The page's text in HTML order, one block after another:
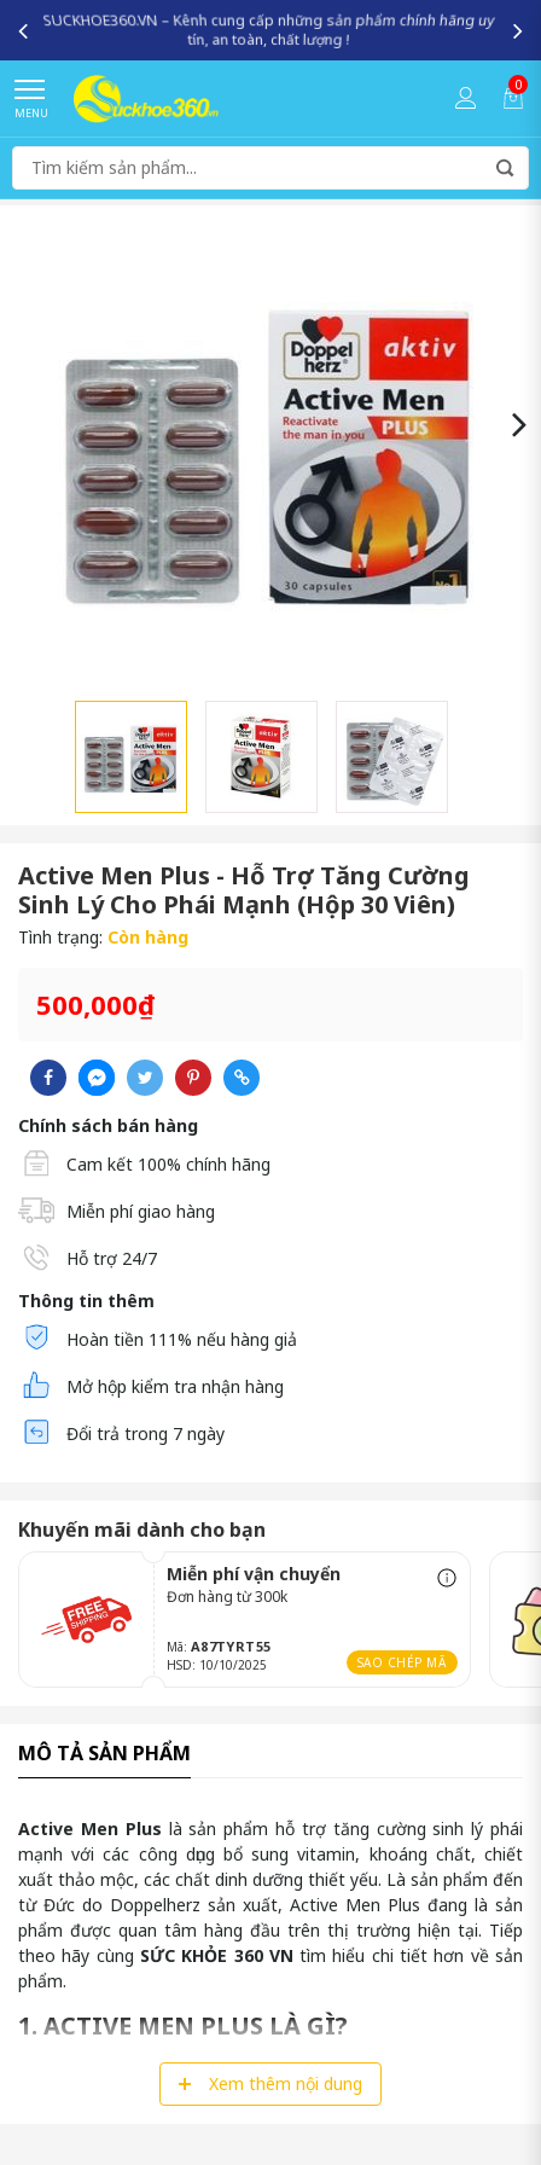
SUCKHOE360.VN – Kênh cung cấp những sản phẩm chính hãng uy
tín, an toàn, chất lượng !
MENU
0
Active Men Plus - Hỗ Trợ Tăng Cường
Sinh Lý Cho Phái Mạnh (Hộp 30 Viên)
Tình trạng: Còn hàng
500,000₫
Chính sách bán hàng
Cam kết 100% chính hãng
Miễn phí giao hàng
Hỗ trợ 24/7
Thông tin thêm
Hoàn tiền 111% nếu hàng giả
Mở hộp kiểm tra nhận hàng
Đổi trả trong 7 ngày
Khuyến mãi dành cho bạn
Miễn phí vận chuyển
Đơn hàng từ 300k
Mã: A87TYRT55
HSD: 10/10/2025 SAO CHÉP MÃ
MÔ TẢ SẢN PHẨM
Active Men Plus là sản phẩm hỗ trợ tăng cường sinh lý phái
mạnh với các công dụng bổ sung vitamin, khoáng chất, chiết
xuất thảo mộc, các chất dinh dưỡng thiết yếu. Là sản phẩm đến
từ Đức do Doppelherz sản xuất, Active Men Plus đang là sản
phẩm được quan tâm hàng đầu trên thị trường hiện tại. Tiếp
theo hãy cùng SỨC KHỎE 360 VN tìm hiểu chi tiết hơn về sản
phẩm.
1. ACTIVE MEN PLUS LÀ GÌ?
Để hỗ trợ cho các cánh mày râu trong chuyện chăn gối, sản
Active Men Plussẽ hỗ trợ tăng cường nội tiết tố nam,
Xem thêm nội dung